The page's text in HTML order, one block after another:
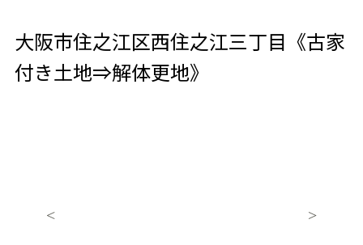
大阪市住之江区西住之江三丁目《古家
付き土地⇒解体更地》